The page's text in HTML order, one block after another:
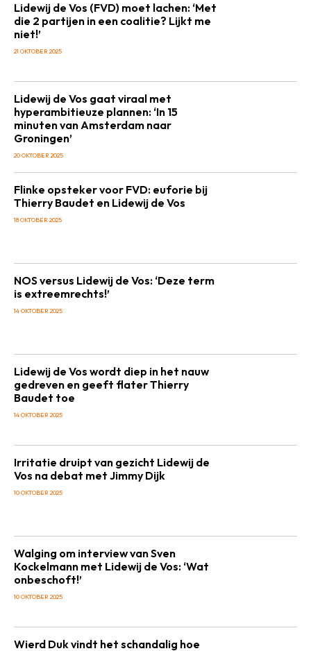
Lidewij de Vos (FVD) moet lachen: ‘Met
die 2 partijen in een coalitie? Lijkt me
niet!’
21 OKTOBER 2025
Lidewij de Vos gaat viraal met
hyperambitieuze plannen: ‘In 15
minuten van Amsterdam naar
Groningen’
20 OKTOBER 2025
Flinke opsteker voor FVD: euforie bij
Thierry Baudet en Lidewij de Vos
18 OKTOBER 2025
NOS versus Lidewij de Vos: ‘Deze term
is extreemrechts!’
14 OKTOBER 2025
Lidewij de Vos wordt diep in het nauw
gedreven en geeft flater Thierry
Baudet toe
14 OKTOBER 2025
Irritatie druipt van gezicht Lidewij de
Vos na debat met Jimmy Dijk
10 OKTOBER 2025
Walging om interview van Sven
Kockelmann met Lidewij de Vos: ‘Wat
onbeschoft!’
10 OKTOBER 2025
Wierd Duk vindt het schandalig hoe